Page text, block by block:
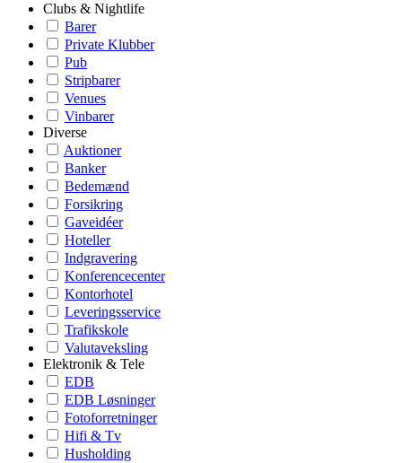
Clubs & Nightlife
Barer
Private Klubber
Pub
Stripbarer
Venues
Vinbarer
Diverse
Auktioner
Banker
Bedemænd
Forsikring
Gaveidéer
Hoteller
Indgravering
Konferencecenter
Kontorhotel
Leveringsservice
Trafikskole
Valutaveksling
Elektronik & Tele
EDB
EDB Løsninger
Fotoforretninger
Hifi & Tv
Husholding